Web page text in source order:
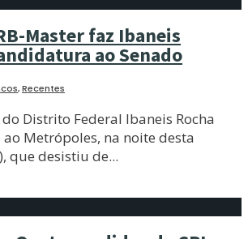
Master faz Ibaneis
ao Senado
,Recentes
Distrito Federal Ibaneis Rocha
Metrópoles, na noite desta
que desistiu de...